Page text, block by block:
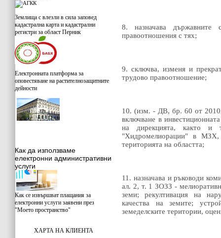
Землища с влезли в сила заповед
кадастрална карта и кадастрални
регистри за област Перник
Електронната платформа за
оповестяване на растителнозащитните
дейности
Как да използваме
електронни административни
услуги
Как се извършват плащания за
електронни услуги заявени през
"Моето пространство"
ХАРТА НА КЛИЕНТА
8. назначава държавните
правоотношения с тях;
9. сключва, изменя и
трудово правоотношение;
10. (изм. - ДВ, бр. 60 от 2010
включване в
на дирекцията, както и
"Хидромелиорации" в
територията на областта;
11. назначава и ръководи
ал. 2, т. 1 ЗОЗЗ -
земи; рекултивация на
качества на земите;
земеделските територии,